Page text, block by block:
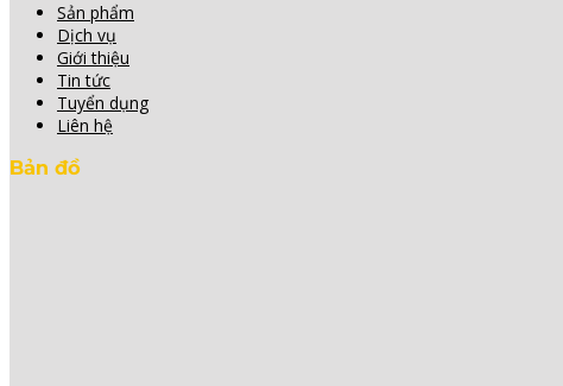
Sản phẩm
Dịch vụ
Giới thiệu
Tin tức
Tuyển dụng
Liên hệ
Bản đồ